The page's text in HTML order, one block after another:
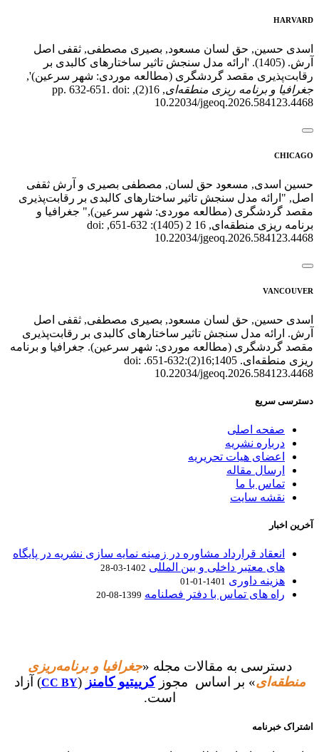
HARVARD
اسدی حسین, حق لسان مسعود, بصیری مصطفی, ثقفی اصل
آرش. (1405). 'ارائه مدل سنجش تاثیر ساختارهای کالبدی بر
رقابت‌پذیری مقصد گردشگری (مطالعه موردی: شهر سرعین)',
جغرافیا و برنامه ریزی منطقه‌ای
, 16(2), pp. 632-651. doi:
10.22034/jgeoq.2026.584123.4468
CHICAGO
حسین اسدی, مسعود حق لسان, مصطفی بصیری و آرش ثقفی
اصل, "ارائه مدل سنجش تاثیر ساختارهای کالبدی بر رقابت‌پذیری
مقصد گردشگری (مطالعه موردی: شهر سرعین)," جغرافیا و
برنامه ریزی منطقه‌ای, 16 2 (1405): 632-651, doi:
10.22034/jgeoq.2026.584123.4468
VANCOUVER
اسدی حسین, حق لسان مسعود, بصیری مصطفی, ثقفی اصل
آرش. ارائه مدل سنجش تاثیر ساختارهای کالبدی بر رقابت‌پذیری
مقصد گردشگری (مطالعه موردی: شهر سرعین). جغرافیا و برنامه
ریزی منطقه‌ای. 1405;16(2):632-651. doi:
10.22034/jgeoq.2026.584123.4468
دسترسی سریع
صفحه اصلی
درباره نشریه
اعضای هیات تحریریه
ارسال مقاله
تماس با ما
نقشه سایت
آخرین اخبار
انعقاد قرارداد مشاوره در زمینه نمایه سازی نشریه در پایگاه
های معتبر داخلی و بین المللی 1402-03-28
هزینه داوری 1401-01-01
راه های تماس با دفتر فصلنامه 1399-08-20
دسترسی به مقالات مجله «جغرافیا و برنامه‌ریزی
منطقه‌ای» بر اساس مجوزکرییتیو کامنز (
CC BY) آزاد
است.
اشتراک خبرنامه